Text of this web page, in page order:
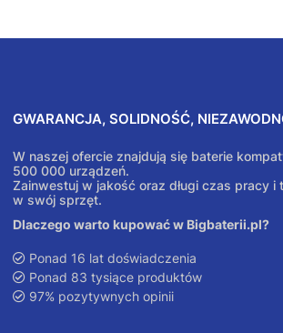
GWARANCJA, SOLIDNOŚĆ,
W naszej ofercie znajdują się baterie
500 000 urządzeń.
Zainwestuj w jakość oraz długi czas pracy i
w swój sprzęt.
Dlaczego warto kupować w Bigbaterii.pl?
Ponad 16 lat doświadczenia
Ponad 83 tysiące produktów
97% pozytywnych opinii